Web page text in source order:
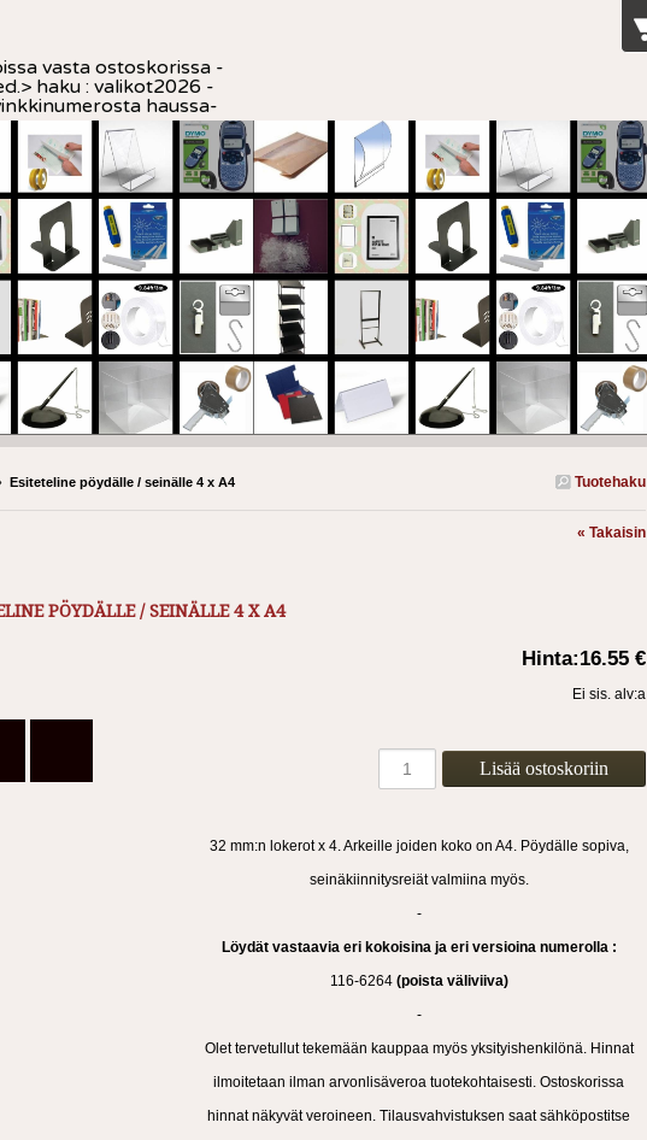
vasta ostoskorissa -
haku : valikot2026 -
haussa-
Tuotehaku
Esiteteline pöydälle / seinälle 4 x A4
« Takaisin
PÖYDÄLLE / SEINÄLLE 4 X A4
Hinta:16.55 €
Ei sis. alv:a
32 mm:n lokerot x 4. Arkeille joiden koko on A4. Pöydälle sopiva,
seinäkiinnitysreiät valmiina myös.
-
Löydät vastaavia eri kokoisina ja eri versioina numerolla :
116-6264(poista väliviiva)
-
Olet tervetullut tekemään kauppaa myös yksityishenkilönä. Hinnat
ilmoitetaan ilman arvonlisäveroa tuotekohtaisesti. Ostoskorissa
hinnat näkyvät veroineen. Tilausvahvistuksen saat sähköpostitse